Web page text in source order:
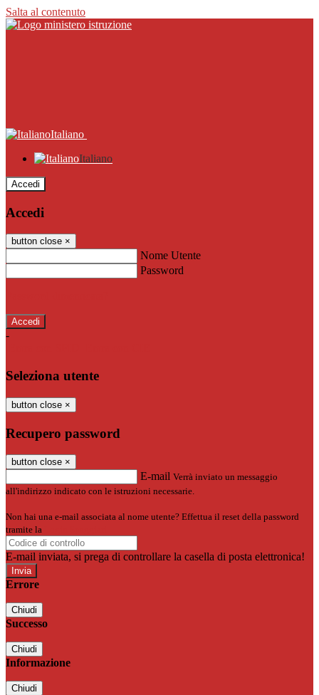
Salta al contenuto
Italiano
Italiano
Accedi
Accedi
button close ×
Nome Utente
Password
-
Seleziona utente
button close ×
Recupero password
button close ×
E-mail Verrà inviato un messaggio
all'indirizzo indicato con le istruzioni necessarie.
Non hai una e-mail associata al nome utente? Effettua il reset della password
tramite la
E-mail inviata, si prega di controllare la casella di posta elettronica!
Errore
Chiudi
Successo
Chiudi
Informazione
Chiudi